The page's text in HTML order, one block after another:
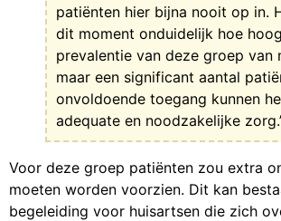
patiënten hier bijna nooit op in.
dit moment onduidelijk hoe
prevalentie van deze groep van
maar een significant aantal
onvoldoende toegang kunnen
adequate en noodzakelijke
Voor deze groep patiënten zou extra
moeten worden voorzien. Dit kan
begeleiding voor huisartsen die zich